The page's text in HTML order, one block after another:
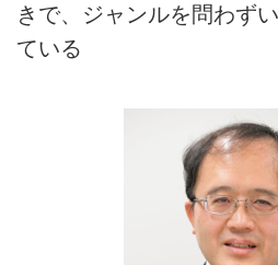
きで、ジャンルを問わず
ている